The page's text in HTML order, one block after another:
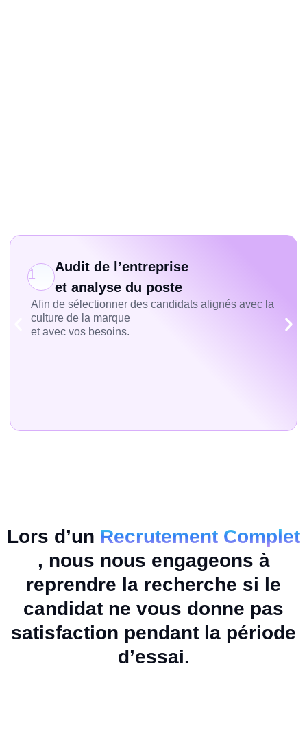
1
Audit de l’entreprise
et analyse du poste
Afin de sélectionner des candidats alignés avec la
culture de la marque
et avec vos besoins.
Lors d’un Recrutement Complet
, nous nous engageons à
reprendre la recherche si le
candidat ne vous donne pas
satisfaction pendant la période
d’essai.